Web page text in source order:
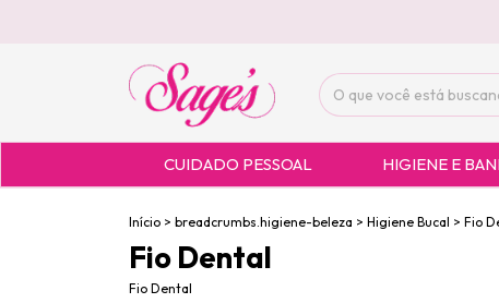
CUIDADO PESSOAL HIGIENE E
Início > breadcrumbs.higiene-beleza > Higiene Bucal > Fio
Fio Dental
Fio Dental